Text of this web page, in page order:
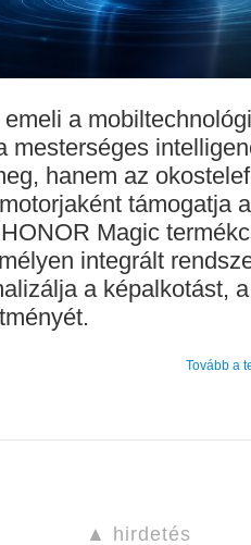
a
mesterséges
hanem az
támogatja
Magic
integrált
a képalkotást,
Tovább a
▲ hirdetés